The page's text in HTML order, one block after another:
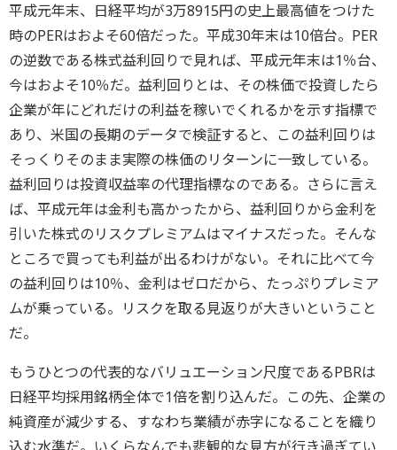
平成元年末、日経平均が3万8915円の史上最高値をつけた
時のPERはおよそ60倍だった。平成30年末は10倍台。PER
の逆数である株式益利回りで見れば、平成元年末は1％台、
今はおよそ10％だ。益利回りとは、その株価で投資したら
企業が年にどれだけの利益を稼いでくれるかを示す指標で
あり、米国の長期のデータで検証すると、この益利回りは
そっくりそのまま実際の株価のリターンに一致している。
益利回りは投資収益率の代理指標なのである。さらに言え
ば、平成元年は金利も高かったから、益利回りから金利を
引いた株式のリスクプレミアムはマイナスだった。そんな
ところで買っても利益が出るわけがない。それに比べて今
の益利回りは10％、金利はゼロだから、たっぷりプレミア
ムが乗っている。リスクを取る見返りが大きいということ
だ。
もうひとつの代表的なバリュエーション尺度であるPBRは
日経平均採用銘柄全体で1倍を割り込んだ。この先、企業の
純資産が減少する、すなわち業績が赤字になることを織り